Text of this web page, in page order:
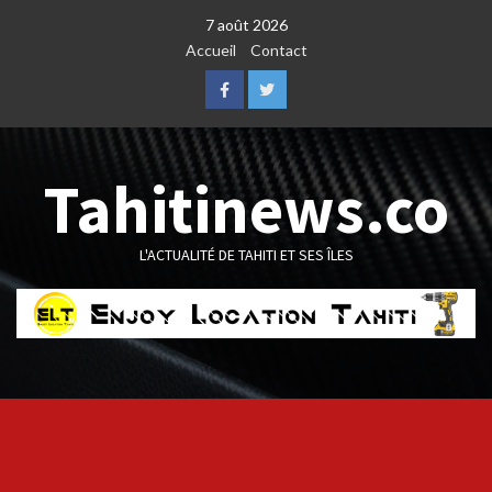
7 août 2026
Accueil
Contact
FacebookTwitter
Tahitinews.co
L'ACTUALITÉ DE TAHITI ET SES ÎLES